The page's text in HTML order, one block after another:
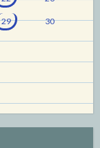
29 30